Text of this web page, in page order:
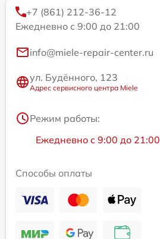
+7 (861) 212-36-12
Ежедневно с 9:00 до 21:00
info@miele-repair-center.ru
ул. Будённого, 123
Адрес сервисного центра Miele
Режим работы:
Ежедневно с 9:00 до 21:00
Способы оплаты